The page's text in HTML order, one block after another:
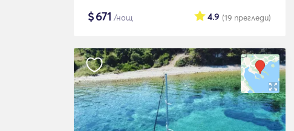
$671 /нощ (19 прегледи)
4.9